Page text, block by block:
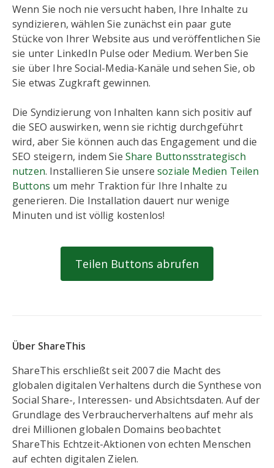
Wenn Sie noch nie versucht haben, Ihre Inhalte zu
syndizieren, wählen Sie zunächst ein paar gute
Stücke von Ihrer Website aus und veröffentlichen Sie
sie unter LinkedIn Pulse oder Medium. Werben Sie
sie über Ihre Social-Media-Kanäle und sehen Sie, ob
Sie etwas Zugkraft gewinnen.
Die Syndizierung von Inhalten kann sich positiv auf
die SEO auswirken, wenn sie richtig durchgeführt
wird, aber Sie können auch das Engagement und die
SEO steigern, indem Sie Share Buttonsstrategisch
nutzen. Installieren Sie unseresoziale Medien Teilen
Buttons um mehr Traktion für Ihre Inhalte zu
generieren. Die Installation dauert nur wenige
Minuten und ist völlig kostenlos!
Teilen Buttons abrufen
Über ShareThis
ShareThis erschließt seit 2007 die Macht des
globalen digitalen Verhaltens durch die Synthese von
Social Share-, Interessen- und Absichtsdaten. Auf der
Grundlage des Verbraucherverhaltens auf mehr als
drei Millionen globalen Domains beobachtet
ShareThis Echtzeit-Aktionen von echten Menschen
auf echten digitalen Zielen.